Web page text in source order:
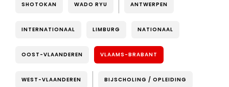
SHOTOKAN WADO RYU ANTWERPEN
INTERNATIONAAL LIMBURG NATIONAAL
OOST-VLAANDEREN VLAAMS-BRABANT
WEST-VLAANDEREN BIJSCHOLING / OPLEIDING